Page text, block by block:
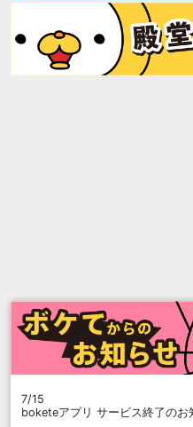
7/15
boketeアプリ サービス終了のお